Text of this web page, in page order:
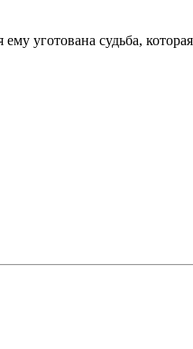
уготована судьба,